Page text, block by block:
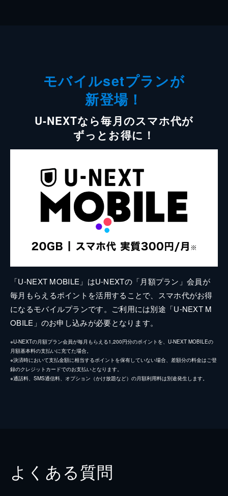
モバイルsetプランが
新登場！
U-NEXTなら毎月のスマホ代が
ずっとお得に！
「U-NEXT MOBILE」はU-NEXTの「月額プラン」会員が
毎月もらえるポイントを活用することで、スマホ代がお得
になるモバイルプランです。ご利用には別途「U-NEXT M
OBILE」のお申し込みが必要となります。
※U-NEXTの月額プラン会員が毎月もらえる1,200円分のポイントを、U-NEXT MOBILEの
月額基本料の支払いに充てた場合。
※決済時において支払金額に相当するポイントを保有していない場合、差額分の料金はご登
録のクレジットカードでのお支払いとなります。
※通話料、SMS通信料、オプション（かけ放題など）の月額利用料は別途発生します。
よくある質問